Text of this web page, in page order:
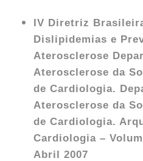
IV Diretriz
Dislipidemias e
Aterosclerose
Aterosclerose da
de Cardiologia.
Aterosclerose da
de Cardiologia.
Cardiologia –
Abril 2007